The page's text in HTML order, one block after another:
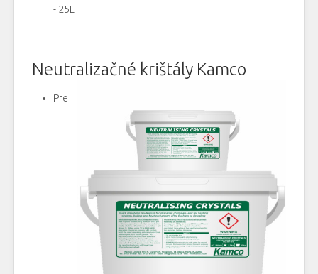
- 25L
Neutralizačné krištály Kamco
Pre